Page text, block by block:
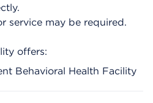
service may be required.
offers:
Behavioral Health Facility